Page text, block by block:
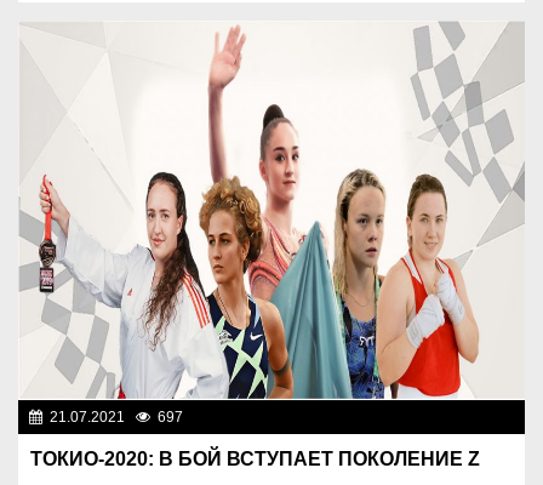
21.07.2021 697
ТОКИО-2020: В БОЙ ВСТУПАЕТ ПОКОЛЕНИЕ Z